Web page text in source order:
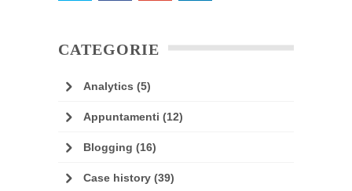
CATEGORIE
Analytics (5)
Appuntamenti (12)
Blogging (16)
Case history (39)